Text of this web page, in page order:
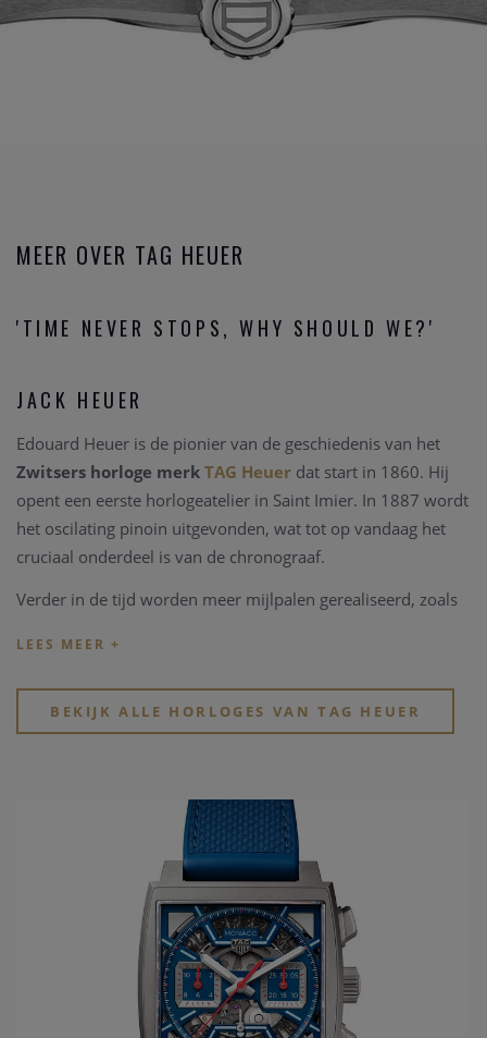
MEER OVER TAG HEUER
'TIME NEVER STOPS, WHY SHOULD WE?'
JACK HEUER
Edouard Heuer is de pionier van de geschiedenis van het
Zwitsers horloge merk TAG Heuer dat start in 1860. Hij
opent een eerste horlogeatelier in Saint Imier. In 1887 wordt
het oscilating pinoin uitgevonden, wat tot op vandaag het
cruciaal onderdeel is van de chronograaf.
Verder in de tijd worden meer mijlpalen gerealiseerd, zoals
dashbord van een auto, de eerste 1/100 handchronograaf,
het eerste Zwitsers horloge in de ruimte...
Jack Heuer zet deze rol als pionier verder. Hij realiseert in
piloten. De volgende belangrijke stappen in de geschiedenis
zijn het ontwikkelen van de Calibre 11, te
vinden in het model Monaco, zoals Steve McQueen in 1971
tijdens de film Le Mans. Dichter in de tijd heeft
het eerste horloge ontwerpen dat aangedreven wordt met
riemen, in het model Monaco V4, later wordt een prijs
gewonnen op het prestigieuze Geneva Watchmaking Grand
Prix met het horloge de Mikrogirder.
BEKIJK ALLE HORLOGES VAN TAG HEUER